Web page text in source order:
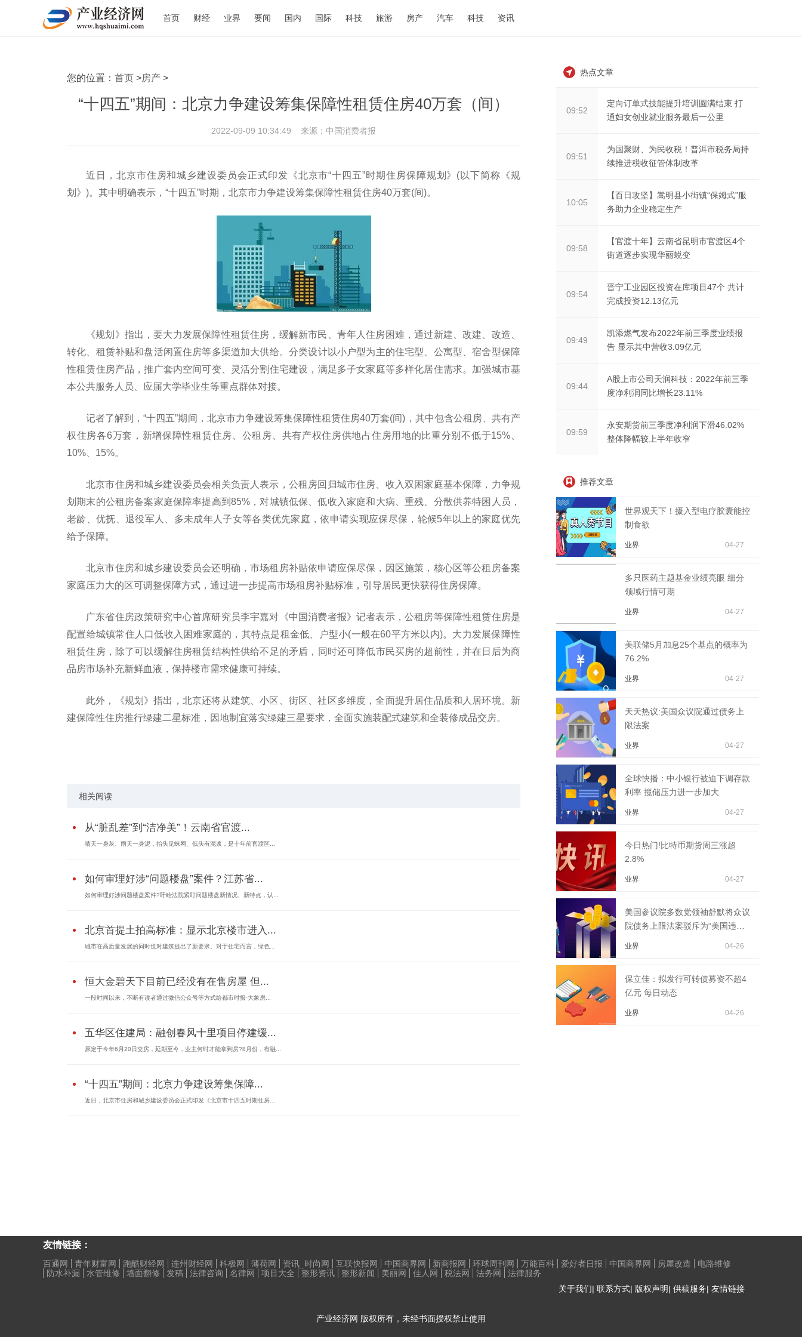
首页 财经 业界 要闻 国内 国际 科技 旅游 房产 汽车 科技 资讯
您的位置： 首页 >房产 >
“十四五”期间：北京力争建设筹集保障性租赁住房40万套（间）
2022-09-09 10:34:49 来源：中国消费者报
近日，北京市住房和城乡建设委员会正式印发《北京市“十四五”时期住房保障规划》(以下简称《规
划》)。其中明确表示，“十四五”时期，北京市力争建设筹集保障性租赁住房40万套(间)。
《规划》指出，要大力发展保障性租赁住房，缓解新市民、青年人住房困难，通过新建、改建、改造、
转化、租赁补贴和盘活闲置住房等多渠道加大供给。分类设计以小户型为主的住宅型、公寓型、宿舍型保障
性租赁住房产品，推广套内空间可变、灵活分割住宅建设，满足多子女家庭等多样化居住需求。加强城市基
本公共服务人员、应届大学毕业生等重点群体对接。
记者了解到，“十四五”期间，北京市力争建设筹集保障性租赁住房40万套(间)，其中包含公租房、共有产
权住房各6万套，新增保障性租赁住房、公租房、共有产权住房供地占住房用地的比重分别不低于15%、
10%、15%。
北京市住房和城乡建设委员会相关负责人表示，公租房回归城市住房、收入双困家庭基本保障，力争规
划期末的公租房备案家庭保障率提高到85%，对城镇低保、低收入家庭和大病、重残、分散供养特困人员，
老龄、优抚、退役军人、多未成年人子女等各类优先家庭，依申请实现应保尽保，轮候5年以上的家庭优先
给予保障。
北京市住房和城乡建设委员会还明确，市场租房补贴依申请应保尽保，因区施策，核心区等公租房备案
家庭压力大的区可调整保障方式，通过进一步提高市场租房补贴标准，引导居民更快获得住房保障。
广东省住房政策研究中心首席研究员李宇嘉对《中国消费者报》记者表示，公租房等保障性租赁住房是
配置给城镇常住人口低收入困难家庭的，其特点是租金低、户型小(一般在60平方米以内)。大力发展保障性
租赁住房，除了可以缓解住房租赁结构性供给不足的矛盾，同时还可降低市民买房的超前性，并在日后为商
品房市场补充新鲜血液，保持楼市需求健康可持续。
此外，《规划》指出，北京还将从建筑、小区、街区、社区多维度，全面提升居住品质和人居环境。新
建保障性住房推行绿建二星标准，因地制宜落实绿建三星要求，全面实施装配式建筑和全装修成品交房。
相关阅读
从“脏乱差”到“洁净美”！云南省官渡...
晴天一身灰、雨天一身泥，抬头见蛛网、低头有泥浆，是十年前官渡区...
如何审理好涉“问题楼盘”案件？江苏省...
如何审理好涉问题楼盘案件?盱眙法院紧盯问题楼盘新情况、新特点，认...
北京首提土拍高标准：显示北京楼市进入...
城市在高质量发展的同时也对建筑提出了新要求。对于住宅而言，绿色...
恒大金碧天下目前已经没有在售房屋 但...
一段时间以来，不断有读者通过微信公众号等方式给都市时报·大象房...
五华区住建局：融创春风十里项目停建缓...
原定于今年6月20日交房，延期至今，业主何时才能拿到房?8月份，有融...
“十四五”期间：北京力争建设筹集保障...
近日，北京市住房和城乡建设委员会正式印发《北京市十四五时期住房...
热点文章
09:52
定向订单式技能提升培训圆满结束 打
通妇女创业就业服务最后一公里
09:51
为国聚财、为民收税！普洱市税务局持
续推进税收征管体制改革
10:05
【百日攻坚】嵩明县小街镇“保姆式”服
务助力企业稳定生产
09:58
【官渡十年】云南省昆明市官渡区4个
街道逐步实现华丽蜕变
09:54
晋宁工业园区投资在库项目47个 共计
完成投资12.13亿元
09:49
凯添燃气发布2022年前三季度业绩报
告 显示其中营收3.09亿元
09:44
A股上市公司天润科技：2022年前三季
度净利润同比增长23.11%
09:59
永安期货前三季度净利润下滑46.02%
整体降幅较上半年收窄
推荐文章
世界观天下！摄入型电疗胶囊能控
制食欲
业界 04-27
多只医药主题基金业绩亮眼 细分
领域行情可期
业界 04-27
美联储5月加息25个基点的概率为
76.2%
业界 04-27
天天热议:美国众议院通过债务上
限法案
业界 04-27
全球快播：中小银行被迫下调存款
利率 揽储压力进一步加大
业界 04-27
今日热门!比特币期货周三涨超
2.8%
业界 04-27
美国参议院多数党领袖舒默将众议
院债务上限法案驳斥为“美国违约
业界 04-26
保立佳：拟发行可转债募资不超4
亿元 每日动态
业界 04-26
友情链接：
百通网 青年财富网 跑酷财经网 连州财经网 科极网 薄荷网 资讯_时尚网 互联快报网 中国商界网 新商报网 环球周刊网 万能百科 爱好者日报 中国商界网 房屋改造
电路维修
防水补漏
水管维修 墙面翻修 发稿 法律咨询 名律网 项目大全 整形资讯 整形新闻 美丽网 佳人网 税法网 法务网
法律服务
关于我们| 联系方式| 版权声明| 供稿服务| 友情链接
产业经济网 版权所有，未经书面授权禁止使用